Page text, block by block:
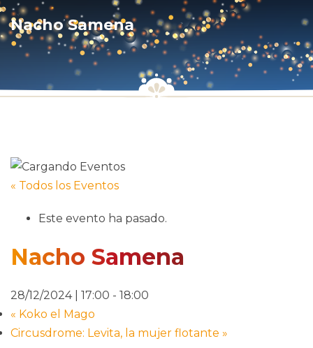
Nacho Samena
« Todos los Eventos
Este evento ha pasado.
Nacho Samena
28/12/2024 | 17:00 - 18:00
« Koko el Mago
Circusdrome: Levita, la mujer flotante »